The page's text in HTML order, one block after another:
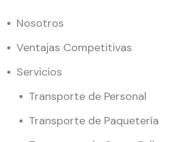
Nosotros
Ventajas Competitivas
Servicios
Transporte de Personal
Transporte de Paquetería